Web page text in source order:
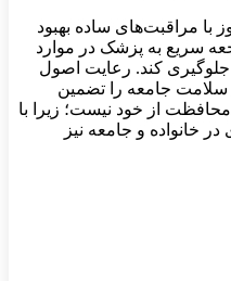
با مراقبت‌های ساده بهبود
سریع به پزشک در موارد
کند. رعایت اصول
سلامت جامعه را تضمین
از خود نیست؛ زیرا با
خانواده و جامعه نیز